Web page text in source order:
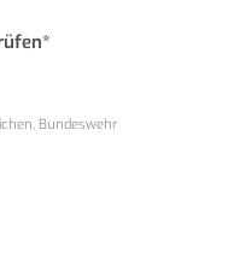
, Bundeswehr